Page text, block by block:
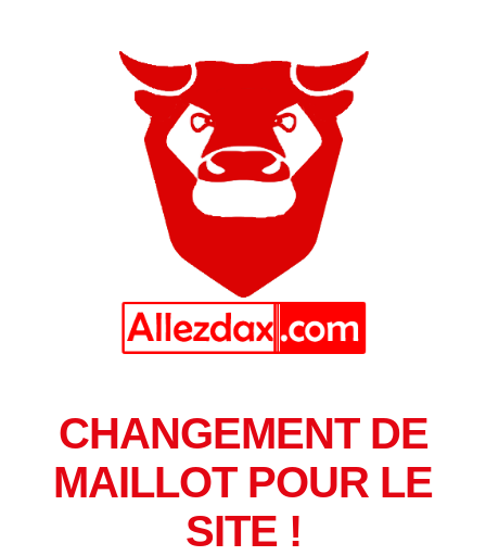
CHANGEMENT DE
MAILLOT POUR LE
SITE !